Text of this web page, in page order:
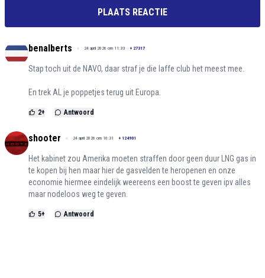
PLAATS REACTIE
benalberts 24 april 2026 om 11:33 + 27317
Stap toch uit de NAVO, daar straf je die laffe club het meest mee.
En trek AL je poppetjes terug uit Europa.
2+ Antwoord
shooter 24 april 2026 om 10:31 + 124901
Het kabinet zou Amerika moeten straffen door geen duur LNG gas in
te kopen bij hen maar hier de gasvelden te heropenen en onze
economie hiermee eindelijk weereens een boost te geven ipv alles
maar nodeloos weg te geven.
5+ Antwoord